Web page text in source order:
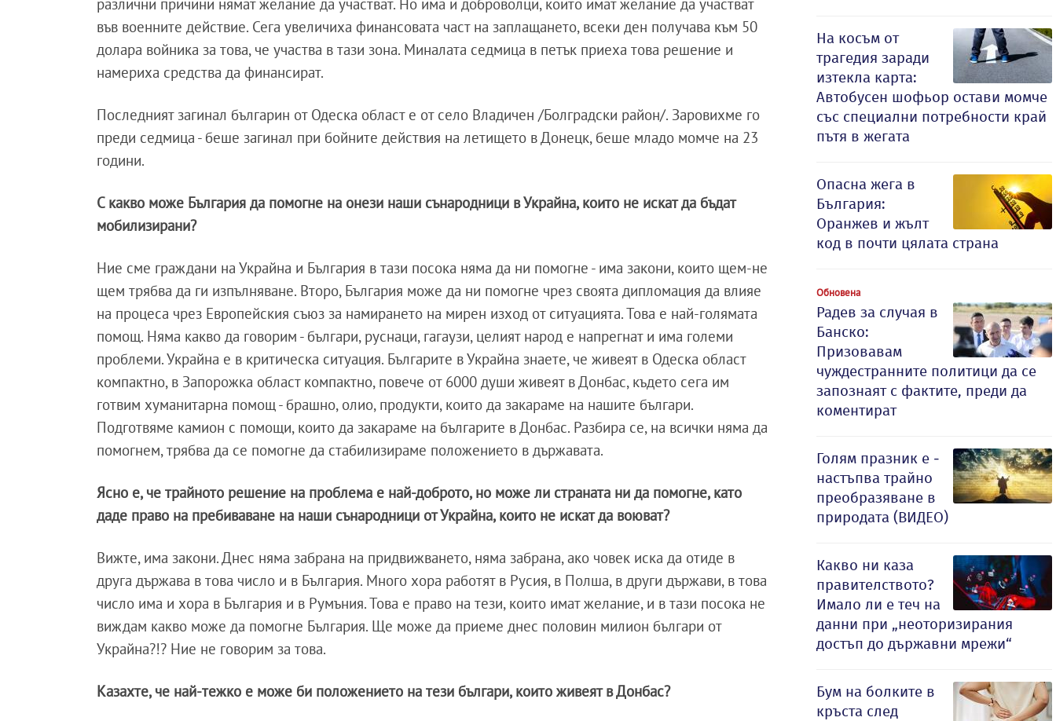
различни причини нямат желание да участват. Но има и доброволци, които имат желание да участват
във военните действие. Сега увеличиха финансовата част на заплащането, всеки ден получава към 50
долара войника за това, че участва в тази зона. Миналата седмица в петък приеха това решение и
намериха средства да финансират.
Последният загинал българин от Одеска област е от село Владичен /Болградски район/. Заровихме го
преди седмица - беше загинал при бойните действия на летището в Донецк, беше младо момче на 23
години.
С какво може България да помогне на онези наши сънародници в Украйна, които не искат да бъдат
мобилизирани?
Ние сме граждани на Украйна и България в тази посока няма да ни помогне - има закони, които щем-не
щем трябва да ги изпълняване. Второ, България може да ни помогне чрез своята дипломация да влияе
на процеса чрез Европейския съюз за намирането на мирен изход от ситуацията. Това е най-голямата
помощ. Няма какво да говорим - българи, руснаци, гагаузи, целият народ е напрегнат и има големи
проблеми. Украйна е в критическа ситуация. Българите в Украйна знаете, че живеят в Одеска област
компактно, в Запорожка област компактно, повече от 6000 души живеят в Донбас, където сега им
готвим хуманитарна помощ - брашно, олио, продукти, които да закараме на нашите българи.
Подготвяме камион с помощи, които да закараме на българите в Донбас. Разбира се, на всички няма да
помогнем, трябва да се помогне да стабилизираме положението в държавата.
Ясно е, че трайното решение на проблема е най-доброто, но може ли страната ни да помогне, като
даде право на пребиваване на наши сънародници от Украйна, които не искат да воюват?
Вижте, има закони. Днес няма забрана на придвижването, няма забрана, ако човек иска да отиде в
друга държава в това число и в България. Много хора работят в Русия, в Полша, в други държави, в това
число има и хора в България и в Румъния. Това е право на тези, които имат желание, и в тази посока не
виждам какво може да помогне България. Ще може да приеме днес половин милион българи от
Украйна?!? Ние не говорим за това.
Казахте, че най-тежко е може би положението на тези българи, които живеят в Донбас?
На косъм от
трагедия заради
изтекла карта:
Автобусен шофьор остави момче
със специални потребности край
пътя в жегата
Опасна жега в
България:
Оранжев и жълт
код в почти цялата страна
Обновена
Радев за случая в
Банско:
Призовавам
чуждестранните политици да се
запознаят с фактите, преди да
коментират
Голям празник е -
настъпва трайно
преобразяване в
природата (ВИДЕО)
Какво ни каза
правителството?
Имало ли е теч на
данни при „неоторизирания
достъп до държавни мрежи“
Бум на болките в
кръста след